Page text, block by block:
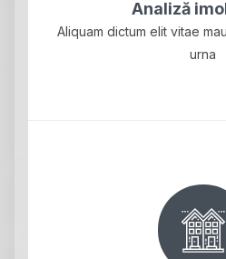
Analiză
Aliquam dictum elit vitae
urna